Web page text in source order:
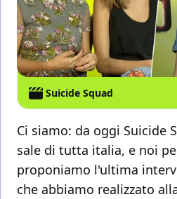
Suicide Squad
Ci siamo: da oggi Suicide
sale di tutta italia, e noi
proponiamo l'ultima
che abbiamo realizzato